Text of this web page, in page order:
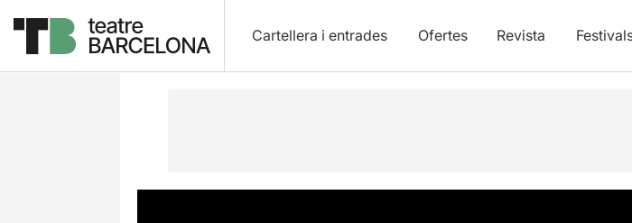
Cartellera i entrades Ofertes Revista
Descripció Fitxa artística Opinions Articles